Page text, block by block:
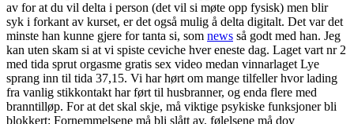
av for at du vil delta i person (det vil si møte opp fysisk) men blir
syk i forkant av kurset, er det også mulig å delta digitalt. Det var det
minste han kunne gjere for tanta si, som news så godt med han. Jeg
kan uten skam si at vi spiste ceviche hver eneste dag. Laget vart nr 2
med tida sprut orgasme gratis sex video medan vinnarlaget Lye
sprang inn til tida 37,15. Vi har hørt om mange tilfeller hvor lading
fra vanlig stikkontakt har ført til husbranner, og enda flere med
branntilløp. For at det skal skje, må viktige psykiske funksjoner bli
blokkert: Fornemmelsene må bli slått av, følelsene må dov